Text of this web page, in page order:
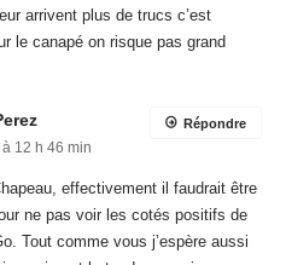
ne pas voir les cotés positifs de
Tout comme vous j’espère aussi
tête qui nous imposerai d’aller d’un
pour le résoudre :-)
meuhmeuh87
1 septembre 2016 à 16 h 00 min